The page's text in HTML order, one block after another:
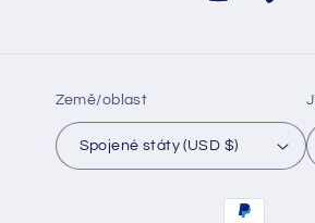
YouTubeVimeo
Země/oblast
Spojené státy (USD $)
Platební